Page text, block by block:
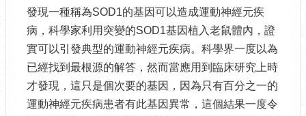
發現一種稱為SOD1的基因可以造成運動神經元疾
病，科學家利用突變的SOD1基因植入老鼠體內，證
實可以引發典型的運動神經元疾病。科學界一度以為
已經找到最根源的解答，然而當應用到臨床研究上時
才發現，這只是個次要的基因，因為只有百分之一的
運動神經元疾病患者有此基因異常，這個結果一度令